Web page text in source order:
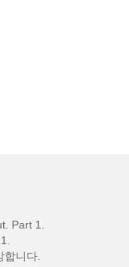
Part 1.
니다.